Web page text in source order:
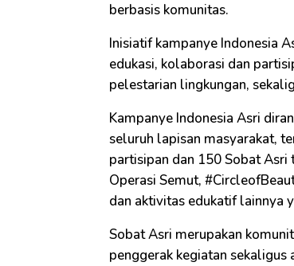
berbasis komunitas.
Inisiatif kampanye Indonesia
edukasi, kolaborasi dan
pelestarian lingkungan,
Kampanye Indonesia Asri
seluruh lapisan masyarakat,
partisipan dan 150 Sobat
Operasi Semut,
dan aktivitas edukatif lainnya
Sobat Asri merupakan
penggerak kegiatan